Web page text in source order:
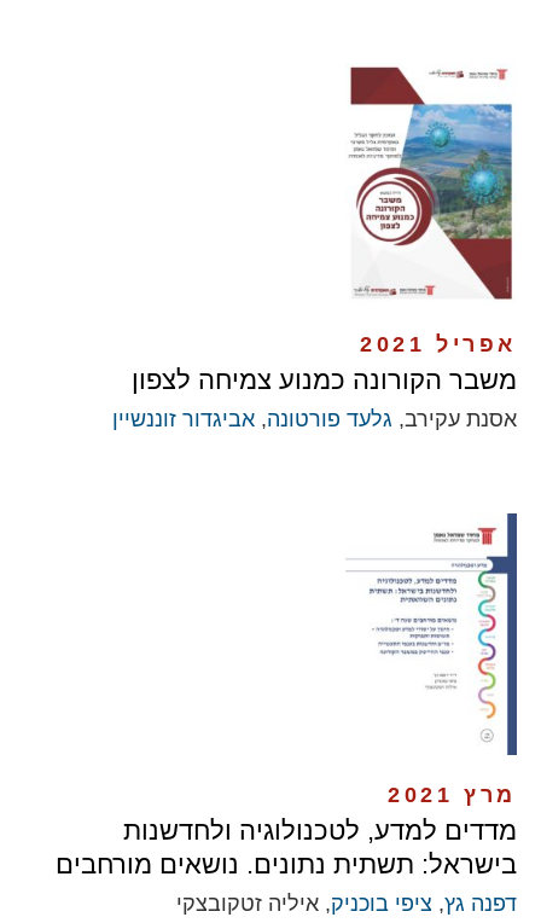
אפריל 2021
משבר הקורונה כמנוע צמיחה לצפון
אסנת עקירב, גלעד פורטונה, אביגדור זוננשיין
מרץ 2021
מדדים למדע, לטכנולוגיה ולחדשנות
בישראל: תשתית נתונים. נושאים מורחבים
דפנה גץ, ציפי בוכניק, איליה זטקובצקי